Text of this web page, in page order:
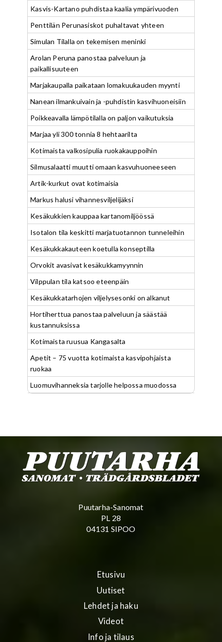
Kasvis-Kartano puhdistaa kaalia ympärivuoden
Penttilän Perunasiskot puhaltavat yhteen
Simulan Tilalla on tekemisen meninki
Arolan Peruna panostaa palveluun ja
paikallisuuteen
Marjakaupalla paikataan lomakuukauden myynti
Nanean ilmankuivain ja -puhdistin kasvihuoneisiin
Poikkeavalla lämpötilalla on paljon vaikutuksia
Marjaa yli 300 tonnia 8 hehtaarilta
Kotimaista valkosipulia ruokakauppoihin
Silmusalaatti muutti omaan kasvuhuoneeseen
Artik-kurkut ovat kotimaisia
Markus halusi vihannesviljelijäksi
Kesäkukkien kauppaa kartanomiljöössä
Isotalon tila keskitti marjatuotannon tunneleihin
Kesäkukkakauteen koetulla konseptilla
Orvokit avasivat kesäkukkamyynnin
Vilppulan tila katsoo eteenpäin
Kesäkukkatarhojen viljelysesonki on alkanut
Hortiherttua panostaa palveluun ja säästää
kustannuksissa
Kotimaista ruusua Kangasalta
Apetit – 75 vuotta kotimaista kasvipohjaista
ruokaa
Luomuvihanneksia tarjolle helpossa muodossa
Puutarha-Sanomat
PL 28
04131 SIPOO
Etusivu
Uutiset
Lehdet ja haku
Videot
Info ja tilaus